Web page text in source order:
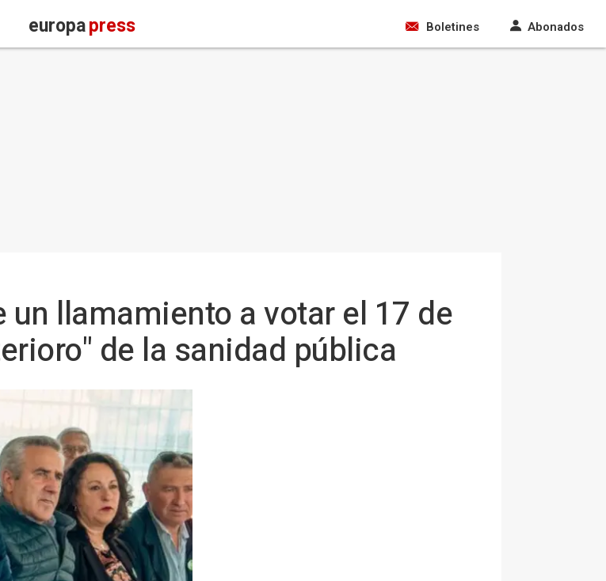
europapress Boletines Abonados
un llamamiento a votar el 17 de
de la sanidad pública